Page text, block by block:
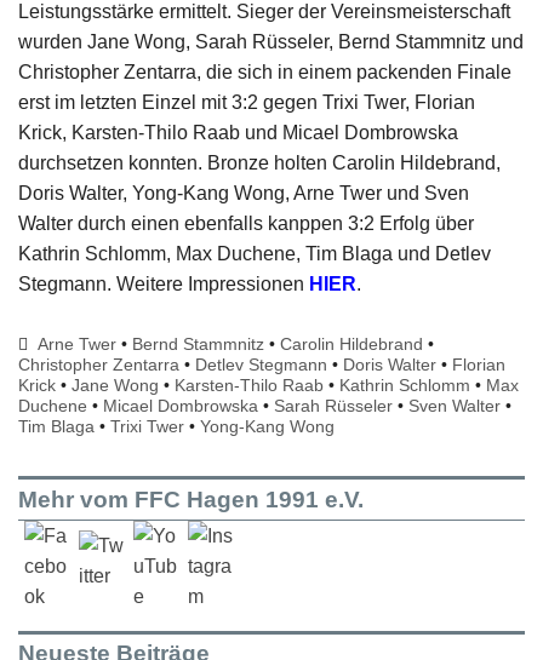
Leistungsstärke ermittelt. Sieger der Vereinsmeisterschaft
wurden Jane Wong, Sarah Rüsseler, Bernd Stammnitz und
Christopher Zentarra, die sich in einem packenden Finale
erst im letzten Einzel mit 3:2 gegen Trixi Twer, Florian
Krick, Karsten-Thilo Raab und Micael Dombrowska
durchsetzen konnten. Bronze holten Carolin Hildebrand,
Doris Walter, Yong-Kang Wong, Arne Twer und Sven
Walter durch einen ebenfalls kanppen 3:2 Erfolg über
Kathrin Schlomm, Max Duchene, Tim Blaga und Detlev
Stegmann. Weitere Impressionen HIER.
Arne Twer • Bernd Stammnitz •Carolin Hildebrand •
Christopher Zentarra • Detlev Stegmann • Doris Walter • Florian
Krick • Jane Wong • Karsten-Thilo Raab • Kathrin Schlomm • Max
Duchene • Micael Dombrowska • Sarah Rüsseler • Sven Walter •
Tim Blaga • Trixi Twer • Yong-Kang Wong
Mehr vom FFC Hagen 1991 e.V.
Neueste Beiträge